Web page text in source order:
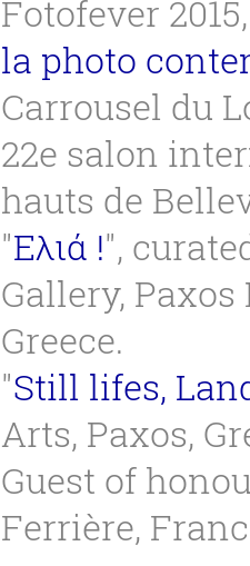
Fotofever
la photo
Carrousel du
22e salon
hauts de
"Ελιά !",
Gallery,
Greece.
"Still lifes,
Arts, Paxos,
Guest of
Ferrière,